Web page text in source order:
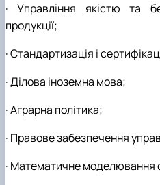
· Управління якістю та
продукції;
· Стандартизація і
· Ділова іноземна мова;
· Аграрна політика;
· Правове забезпечення
· Математичне моделювання